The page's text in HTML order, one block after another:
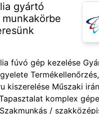
gyártó
fúvó gép kezelése
kiszerelése Műszaki
komplex
/